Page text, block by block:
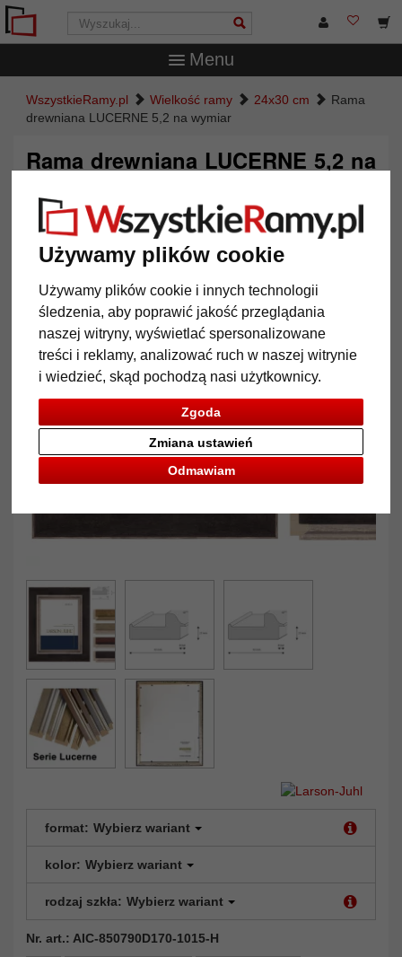
Używamy plików cookie
Używamy plików cookie i innych technologii
śledzenia, aby poprawić jakość przeglądania
naszej witryny, wyświetlać spersonalizowane
treści i reklamy, analizować ruch w naszej witrynie
i wiedzieć, skąd pochodzą nasi użytkownicy.
Zgoda
Odmawiam
Zmiana ustawień
Menu
WszystkieRamy.pl Wielkość ramy 24x30 cm
Rama
drewniana LUCERNE 5,2 na wymiar
Rama drewniana LUCERNE 5,2 na
Powrót
format: Wybierz wariant
kolor: Wybierz wariant
rodzaj szkła: Wybierz wariant
Nr. art.: AIC-850790D170-1015-H